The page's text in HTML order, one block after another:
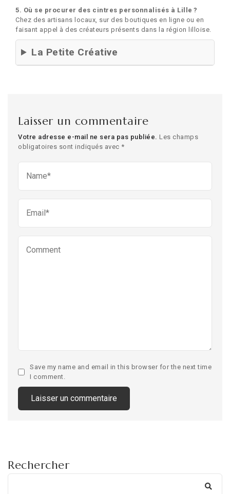
5. Où se procurer des cintres personnalisés à Lille ?
Chez des artisans locaux, sur des boutiques en ligne ou en
faisant appel à des créateurs présents dans la région lilloise.
La Petite Créative
Laisser un commentaire
Votre adresse e-mail ne sera pas publiée. Les champs
obligatoires sont indiqués avec *
Save my name and email in this browser for the next time
I comment.
Rechercher